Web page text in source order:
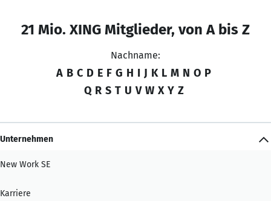
21 Mio. XING Mitglieder, von A bis Z
Nachname:
A B C D E F G H I J K L M N O P
Q R S T U V W X Y Z
Unternehmen
New Work SE
Karriere